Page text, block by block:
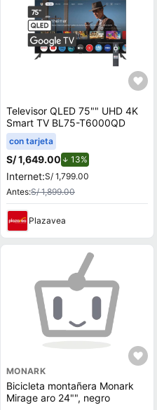
Televisor QLED 75"" UHD 4K
Smart TV BL75-T6000QD
con tarjeta
S/ 1,649.00 13%
Internet:S/ 1,799.00
Antes:S/ 1,899.00
Plazavea
MONARK
Bicicleta montañera Monark
Mirage aro 24"", negro